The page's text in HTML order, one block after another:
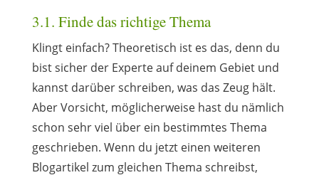
3.1. Finde das richtige Thema
Klingt einfach? Theoretisch ist es das, denn du
bist sicher der Experte auf deinem Gebiet und
kannst darüber schreiben, was das Zeug hält.
Aber Vorsicht, möglicherweise hast du nämlich
schon sehr viel über ein bestimmtes Thema
geschrieben. Wenn du jetzt einen weiteren
Blogartikel zum gleichen Thema schreibst,